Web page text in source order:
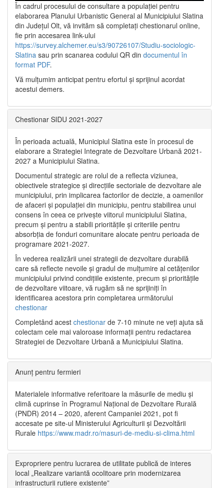
În cadrul procesului de consultare a populaţiei pentru
elaborarea Planului Urbanistic General al Municipiului Slatina
din Județul Olt, vă invităm să completați chestionarul online,
fie prin accesarea link-ului
https://survey.alchemer.eu/s3/90726107/Studiu-sociologic-
Slatina sau prin scanarea codului QR din documentul în
format PDF.
Vă mulţumim anticipat pentru efortul şi sprijinul acordat
acestui demers.
Chestionar SIDU 2021-2027
În perioada actuală, Municipiul Slatina este în procesul de
elaborare a Strategiei Integrate de Dezvoltare Urbană 2021‐
2027 a Municipiului Slatina.
Documentul strategic are rolul de a reflecta viziunea,
obiectivele strategice și direcțiile sectoriale de dezvoltare ale
municipiului, prin implicarea factorilor de decizie, a oamenilor
de afaceri și populației din municipiu, pentru stabilirea unui
consens în ceea ce privește viitorul municipiului Slatina,
precum și pentru a stabili prioritățile și criteriile pentru
absorbția de fonduri comunitare alocate pentru perioada de
programare 2021-2027.
În vederea realizării unei strategii de dezvoltare durabilă
care să reflecte nevoile și gradul de mulțumire al cetățenilor
municipiului privind condițiile existente, precum și prioritățile
de dezvoltare viitoare, vă rugăm să ne sprijiniți în
identificarea acestora prin completarea următorului
chestionar
Completând acest chestionar de 7-10 minute ne veți ajuta să
colectam cele mai valoroase informații pentru redactarea
Strategiei de Dezvoltare Urbană a Municipiului Slatina.
Anunț pentru fermieri
Materialele informative referitoare la măsurile de mediu și
climă cuprinse în Programul Național de Dezvoltare Rurală
(PNDR) 2014 – 2020, aferent Campaniei 2021, pot fi
accesate pe site-ul Ministerului Agriculturii și Dezvoltării
Rurale https://www.madr.ro/masuri-de-mediu-si-clima.html
Expropriere pentru lucrarea de utilitate publică de interes
local „Realizare variantă ocolitoare prin modernizarea
infrastructurii rutiere existente”